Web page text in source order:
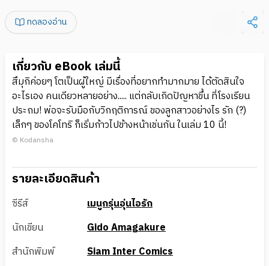
ทดลองอ่าน
เกี่ยวกับ eBook เล่มนี้
สึมุกิค่อยๆ โตเป็นผู้ใหญ่ มีเรื่องที่อยากทำมากมาย ได้ตัดสินใจ
อะไรเอง คนเดียวหลายอย่าง..... แต่กลับเกิดปัญหาขึ้น ที่โรงเรียน
ประถม! พ่อจะรับมือกับวิกฤติการณ์ ของลูกสาวอย่างไร รัก (?)
เล็กๆ ของโคโทริ ก็เริ่มก้าวไปข้างหน้าเช่นกัน ในเล่ม 10 นี้!
© Kodansha
รายละเอียดสินค้า
ซีรีส์
เมนูกรุ่นอุ่นไอรัก
นักเขียน
Gido Amagakure
สำนักพิมพ์
Siam Inter Comics